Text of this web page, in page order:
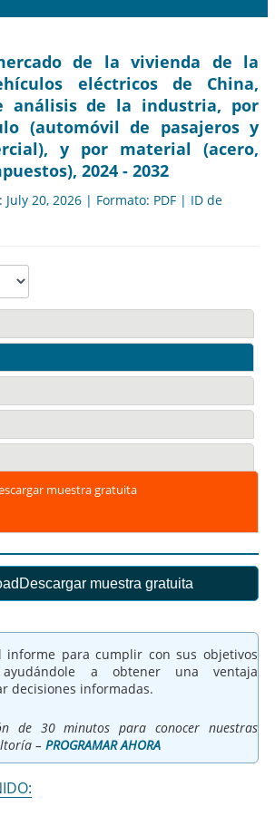
de la vivienda de la
eléctricos de China,
análisis de la industria, por
(automóvil de pasajeros y
y por material (acero,
2024 - 2032
20, 2026 | Formato: PDF | ID de
muestra gratuita
Descargar muestra gratuita
informe para cumplir con sus objetivos
a obtener una ventaja
decisiones informadas.
de 30 minutos para conocer nuestras
– PROGRAMAR AHORA